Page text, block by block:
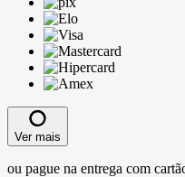
Ver mais
ou pague na entrega com